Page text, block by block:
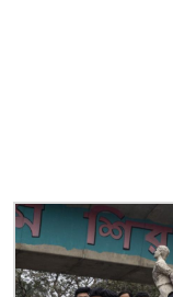
चित्र